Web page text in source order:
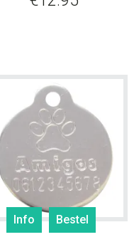
Info Bestel